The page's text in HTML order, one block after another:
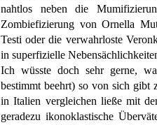
nahtlos neben die
Zombiefizierung von Ornella
Testi oder die verwahrloste
in superfizielle
Ich wüsste doch sehr gerne,
bestimmt beehrt) so von sich gibt
in Italien vergleichen ließe mit
geradezu ikonoklastische